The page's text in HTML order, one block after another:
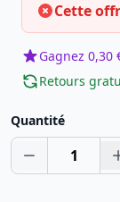
Cette
Gagnez
Retours
Quantité
1